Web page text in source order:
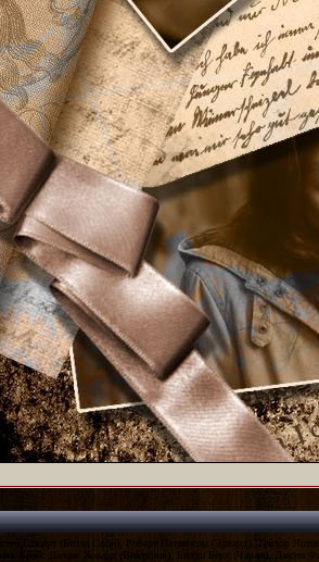
Стюарт (Белла Свон), Роберт Паттинсон (Эдвард), Тейлор
Брайс Даллас Ховард (Виктория), Билли Бёрк (Чарли), Дакота